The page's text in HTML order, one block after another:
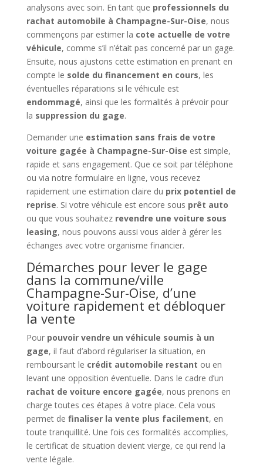
analysons avec soin. En tant que professionnels du
rachat automobile à Champagne-Sur-Oise, nous
commençons par estimer la cote actuelle de votre
véhicule, comme s’il n’était pas concerné par un gage.
Ensuite, nous ajustons cette estimation en prenant en
compte le solde du financement en cours, les
éventuelles réparations si le véhicule est
endommagé, ainsi que les formalités à prévoir pour
la suppression du gage.
Demander une estimation sans frais de votre
voiture gagée à Champagne-Sur-Oise est simple,
rapide et sans engagement. Que ce soit par téléphone
ou via notre formulaire en ligne, vous recevez
rapidement une estimation claire du prix potentiel de
reprise. Si votre véhicule est encore sous prêt auto
ou que vous souhaitez revendre une voiture sous
leasing, nous pouvons aussi vous aider à gérer les
échanges avec votre organisme financier.
Démarches pour lever le gage
dans la commune/ville
Champagne-Sur-Oise, d’une
voiture rapidement et débloquer
la vente
Pour pouvoir vendre un véhicule soumis à un
gage, il faut d’abord régulariser la situation, en
remboursant le crédit automobile restant ou en
levant une opposition éventuelle. Dans le cadre d’un
rachat de voiture encore gagée, nous prenons en
charge toutes ces étapes à votre place. Cela vous
permet de finaliser la vente plus facilement, en
toute tranquillité. Une fois ces formalités accomplies,
le certificat de situation devient vierge, ce qui rend la
vente légale.